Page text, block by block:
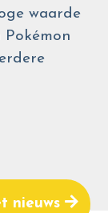
waarde
Pokémon
nieuws